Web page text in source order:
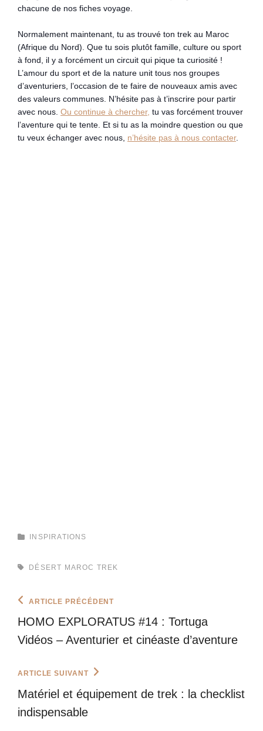
chacune de nos fiches voyage.
Normalement maintenant, tu as trouvé ton trek au Maroc
(Afrique du Nord). Que tu sois plutôt famille, culture ou sport
à fond, il y a forcément un circuit qui pique ta curiosité !
L’amour du sport et de la nature unit tous nos groupes
d’aventuriers, l’occasion de te faire de nouveaux amis avec
des valeurs communes. N’hésite pas à t’inscrire pour partir
avec nous. Ou continue à chercher, tu vas forcément trouver
l’aventure qui te tente. Et si tu as la moindre question ou que
tu veux échanger avec nous, n’hésite pas à nous contacter.
CATEGORIES
INSPIRATIONS
TAGS,DÉSERT MAROC TREK
Navigation
de
l’article
Previous
Post
ARTICLE PRÉCÉDENT
HOMO EXPLORATUS #14 : Tortuga
Vidéos – Aventurier et cinéaste d’aventure
Next
ARTICLE SUIVANT
Matériel et équipement de trek : la checklist
indispensable